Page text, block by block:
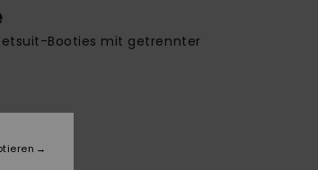
Booties mit getrennter